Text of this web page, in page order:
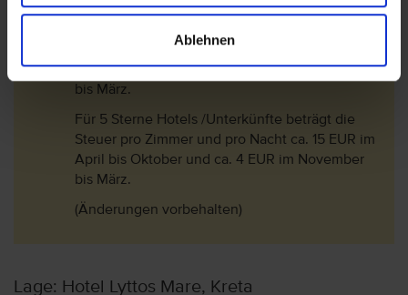
Ablehnen
Steuer pro Zimmer und pro Nacht ca. 10 EUR im
April bis Oktober und ca. 3 EUR im November
bis März.
Für 5 Sterne Hotels /Unterkünfte beträgt die
Steuer pro Zimmer und pro Nacht ca. 15 EUR im
April bis Oktober und ca. 4 EUR im November
bis März.
(Änderungen vorbehalten)
Lage: Hotel Lyttos Mare, Kreta